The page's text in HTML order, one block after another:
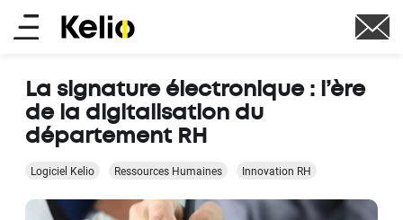
Aller
auMain
La signature électronique : l’ère
de la digitalisation du
département RH
Logiciel Kelio Ressources Humaines Innovation RH